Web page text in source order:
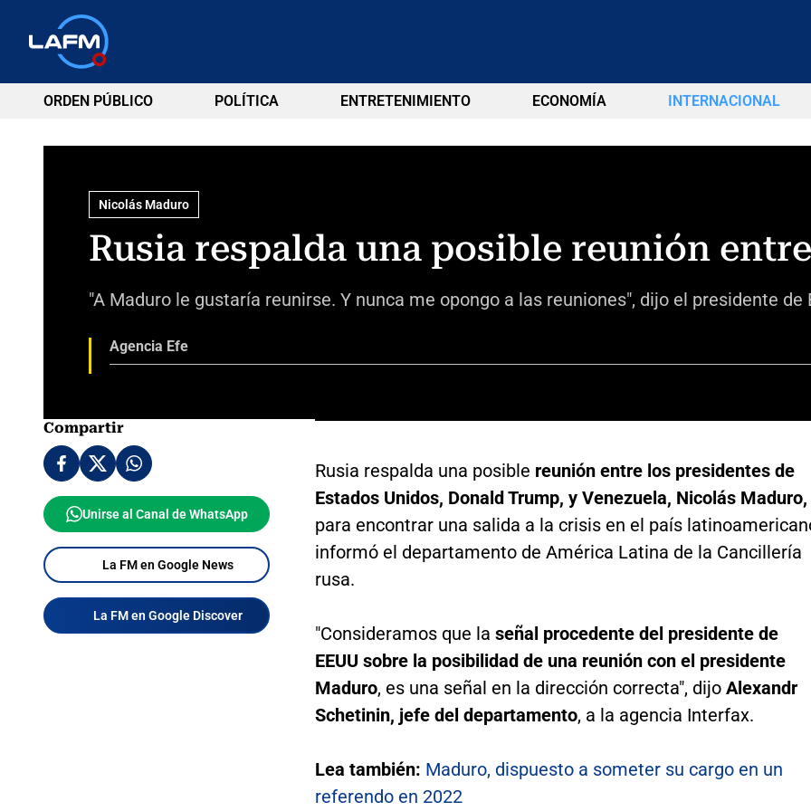
ORDEN PÚBLICO POLÍTICA ENTRETENIMIENTO ECONOMÍA INTERNACIONAL
Nicolás Maduro
Rusia respalda una posible reunión
"A Maduro le gustaría reunirse. Y nunca me opongo a las reuniones", dijo el presidente de
Agencia Efe
Compartir
Unirse al Canal de WhatsApp
La FM en Google News
La FM en Google Discover
Rusia respalda una posible reunión entre los presidentes de
Estados Unidos, Donald Trump, y Venezuela, Nicolás Maduro,
para encontrar una salida a la crisis en el país
informó el departamento de América Latina de la Cancillería
rusa.
"Consideramos que la señal procedente del presidente de
EEUU sobre la posibilidad de una reunión con el presidente
Maduro, es una señal en la dirección correcta", dijoAlexandr
Schetinin, jefe del departamento, a la agencia Interfax.
Lea también: Maduro, dispuesto a someter su cargo en un
referendo en 2022